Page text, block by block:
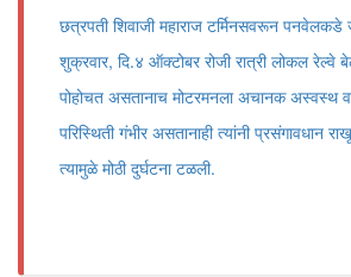
छत्रपती शिवाजी महाराज टर्मिनसवरून पनवेलकडे
शुक्रवार, दि.४ ऑक्टोबर रोजी रात्री लोकल रेल्वे
पोहोचत असतानाच मोटरमनला अचानक अस्वस्थ
परिस्थिती गंभीर असतानाही त्यांनी प्रसंगावधान
त्यामुळे मोठी दुर्घटना टळली.